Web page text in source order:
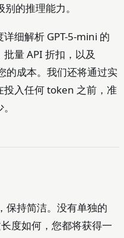
token
的推理能力。
细解析 GPT-5-mini 的
量 API 折扣，以及
的成本。我们还将通过实
投入任何 token 之前，准
保持简洁。没有单独的
度如何，您都将获得一